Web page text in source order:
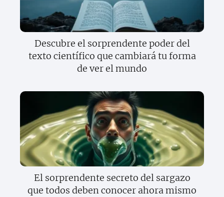
Descubre el sorprendente poder del
texto científico que cambiará tu forma
de ver el mundo
El sorprendente secreto del sargazo
que todos deben conocer ahora mismo